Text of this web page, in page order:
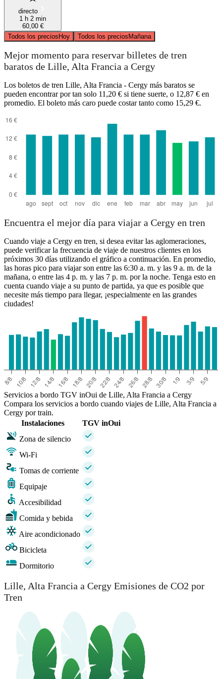
directo
1 h 2 min
60,00 €
Todos los preciosHoy Todos los preciosMañana
Mejor momento para reservar billetes de tren
baratos de Lille, Alta Francia a Cergy
Los boletos de tren Lille, Alta Francia - Cergy más baratos se
pueden encontrar por tan solo 11,20 € si tiene suerte, o 12,87 € en
promedio. El boleto más caro puede costar tanto como 15,29 €.
Encuentra el mejor día para viajar a Cergy en tren
Cuando viaje a Cergy en tren, si desea evitar las aglomeraciones,
puede verificar la frecuencia de viaje de nuestros clientes en los
próximos 30 días utilizando el gráfico a continuación. En promedio,
las horas pico para viajar son entre las 6:30 a. m. y las 9 a. m. de la
mañana, o entre las 4 p. m. y las 7 p. m. por la noche. Tenga esto en
cuenta cuando viaje a su punto de partida, ya que es posible que
necesite más tiempo para llegar, ¡especialmente en las grandes
ciudades!
Servicios a bordo TGV inOui de Lille, Alta Francia a Cergy
Compara los servicios a bordo cuando viajes de Lille, Alta Francia a
Cergy por train.
Instalaciones
TGV inOui
Zona de silencio
Wi-Fi
Tomas de corriente
Equipaje
Accesibilidad
Comida y bebida
Aire acondicionado
Bicicleta
Dormitorio
Lille, Alta Francia a Cergy Emisiones de CO2 por
Tren